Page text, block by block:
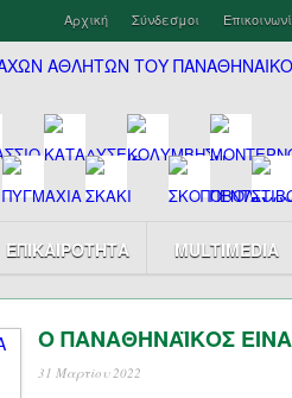
Αρχική Σύνδεσμοι
ΕΠΙΚΑΙΡΟΤΗΤΑ MULTIMEDIA
Ο ΠΑΝΑΘΗΝΑΪΚΟΣ
31 Μαρτίου 2022